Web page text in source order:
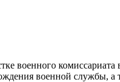
военного комиссариата
военной службы, а